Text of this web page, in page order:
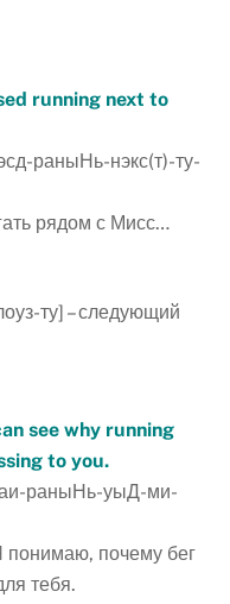
running next to
раныНь-нэкс(т)-ту-
рядом с Мисс…
ту] – следующий
see why running
to you.
раныНь-уыД-ми-
почему бег
тебя.